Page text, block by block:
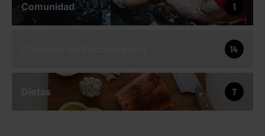
Comunidad 1
14
Dietas 7